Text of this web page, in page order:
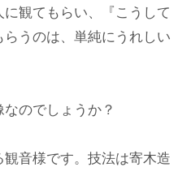
観てもらい、『こうして
うのは、単純にうれしい
のでしょうか？
音様です。技法は寄木造